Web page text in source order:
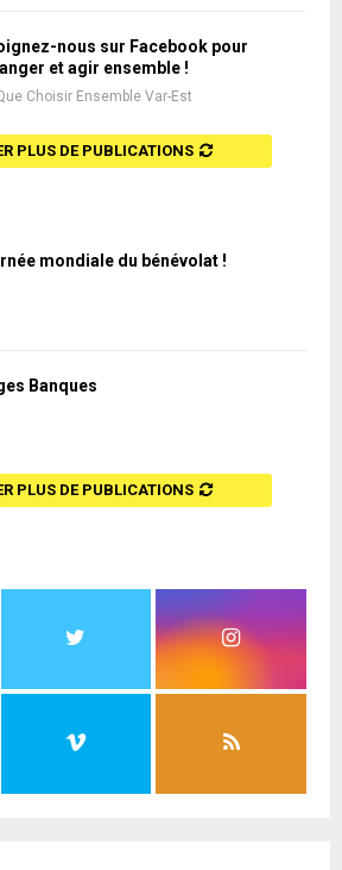
nous sur Facebook pour
et agir ensemble !
Choisir Ensemble Var-Est
PLUS DE PUBLICATIONS
mondiale du bénévolat !
Banques
PLUS DE PUBLICATIONS